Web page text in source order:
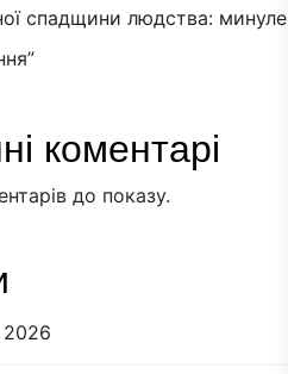
спадщини людства:
коментарі
до показу.
2026